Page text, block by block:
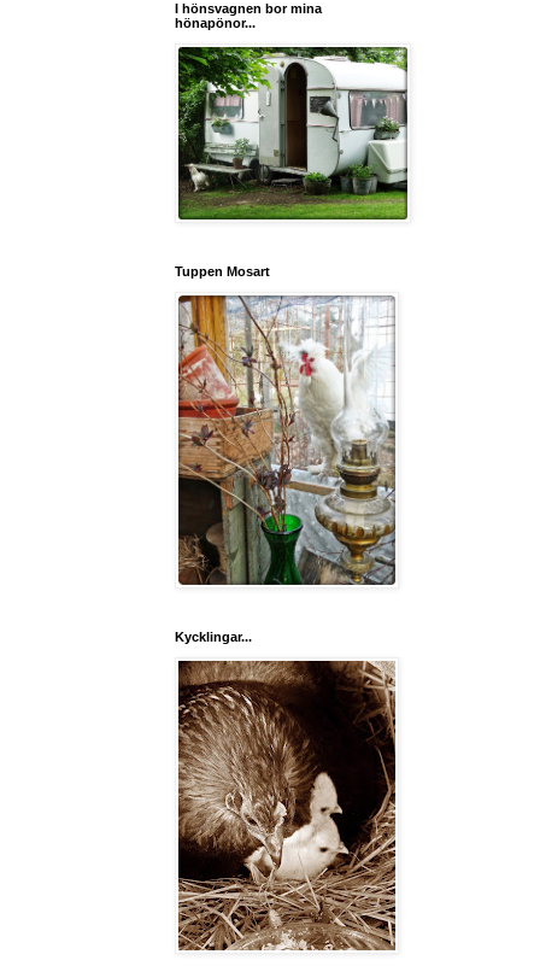
I hönsvagnen bor mina
hönapönor...
Tuppen Mosart
Kycklingar...